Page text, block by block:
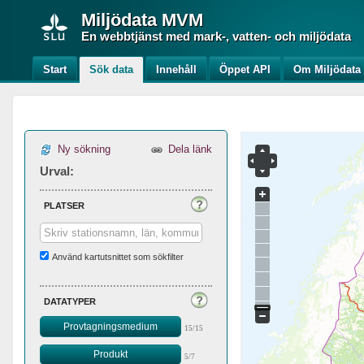
Miljödata MVM
En webbtjänst med mark-, vatten- och miljödata
Start Sök data Innehåll Öppet API Om Miljödata
Ny sökning Dela länk
Urval:
platser
Använd kartutsnittet som sökfilter
datatyper
Provtagningsmedium 15/15
Produkt 5/7